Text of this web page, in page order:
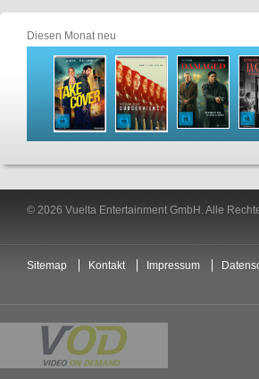
Diesen Monat neu
© 2026 Vuelta Entertainment GmbH. Alle
Sitemap Kontakt Impressum